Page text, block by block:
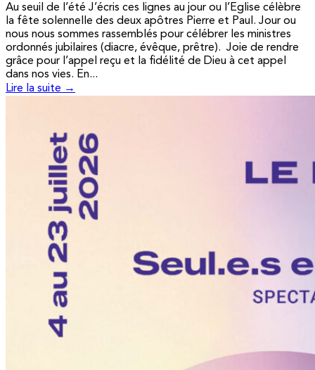
Au seuil de l’été J’écris ces lignes au jour ou l’Eglise célèbre
la fête solennelle des deux apôtres Pierre et Paul. Jour ou
nous nous sommes rassemblés pour célébrer les ministres
ordonnés jubilaires (diacre, évêque, prêtre). Joie de rendre
grâce pour l’appel reçu et la fidélité de Dieu à cet appel
dans nos vies. En...
Lire la suite →